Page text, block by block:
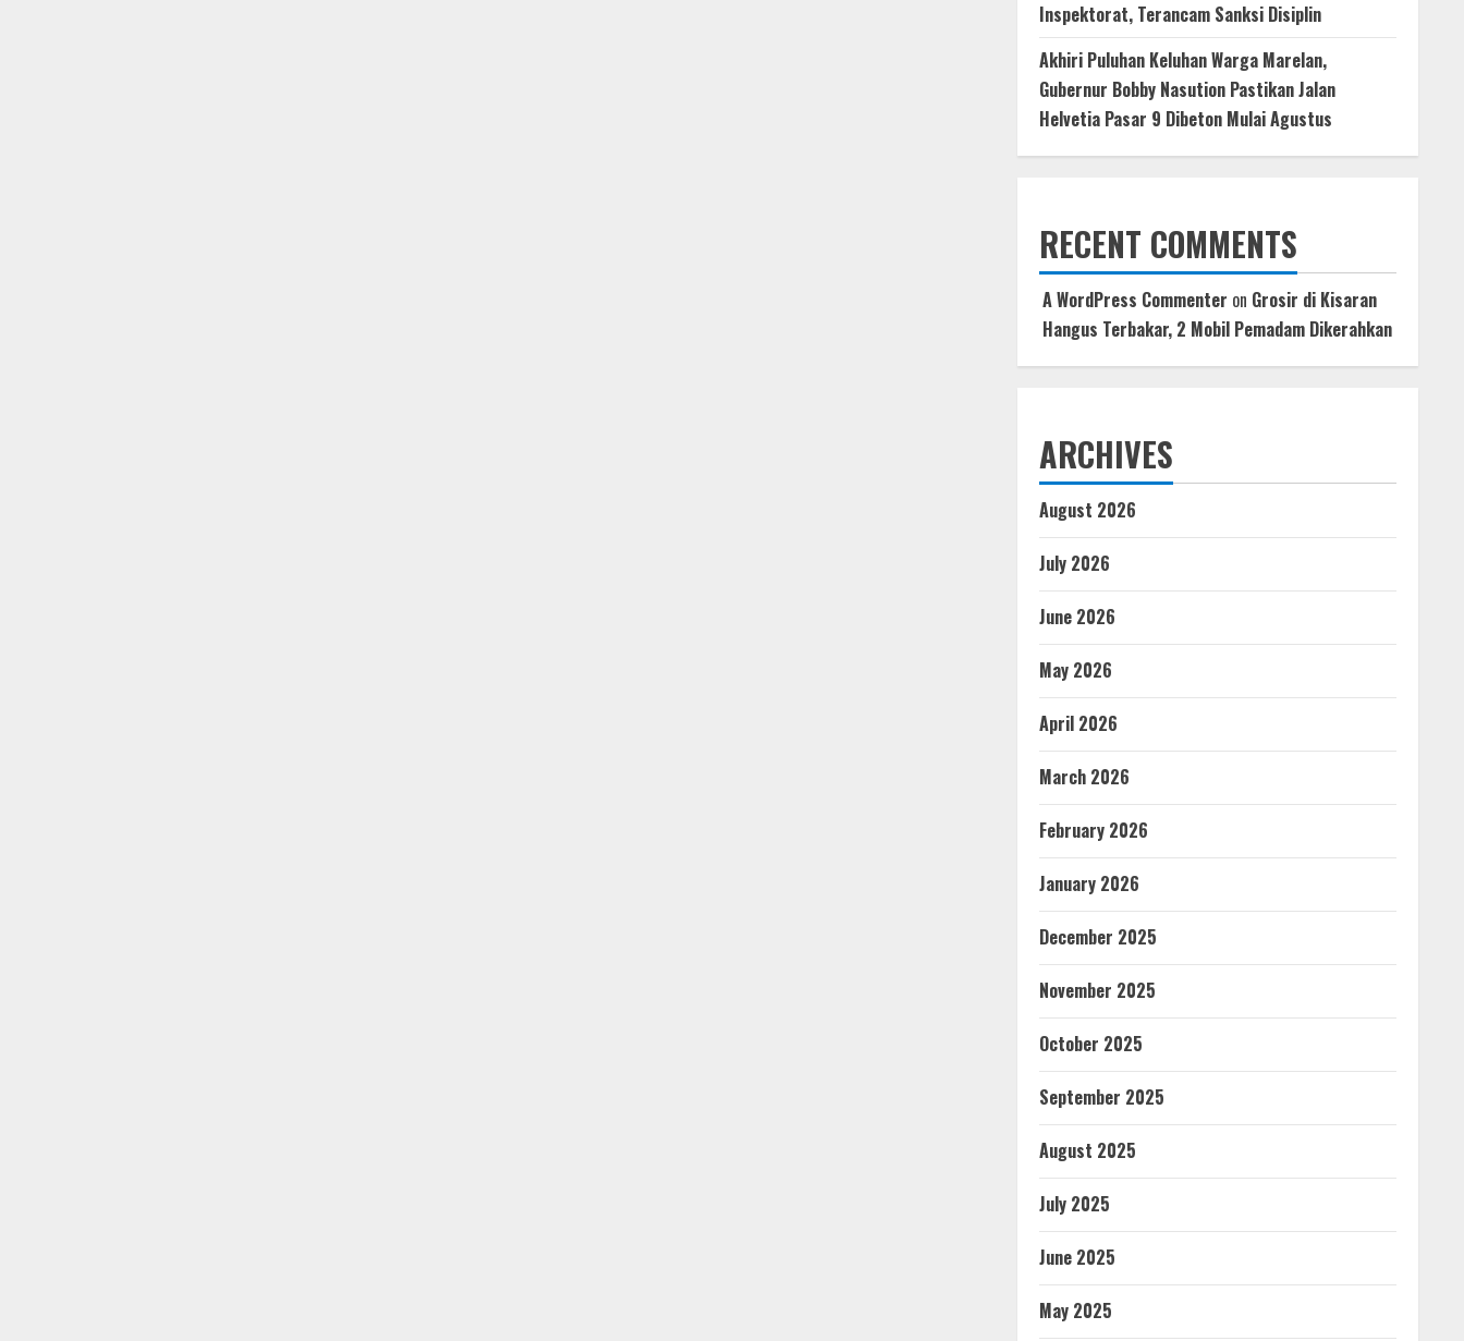
Inspektorat, Terancam Sanksi Disiplin
Akhiri Puluhan Keluhan Warga Marelan,
Gubernur Bobby Nasution Pastikan Jalan
Helvetia Pasar 9 Dibeton Mulai Agustus
RECENT COMMENTS
A WordPress Commenter on Grosir di Kisaran
Hangus Terbakar, 2 Mobil Pemadam Dikerahkan
ARCHIVES
August 2026
July 2026
June 2026
May 2026
April 2026
March 2026
February 2026
January 2026
December 2025
November 2025
October 2025
September 2025
August 2025
July 2025
June 2025
May 2025